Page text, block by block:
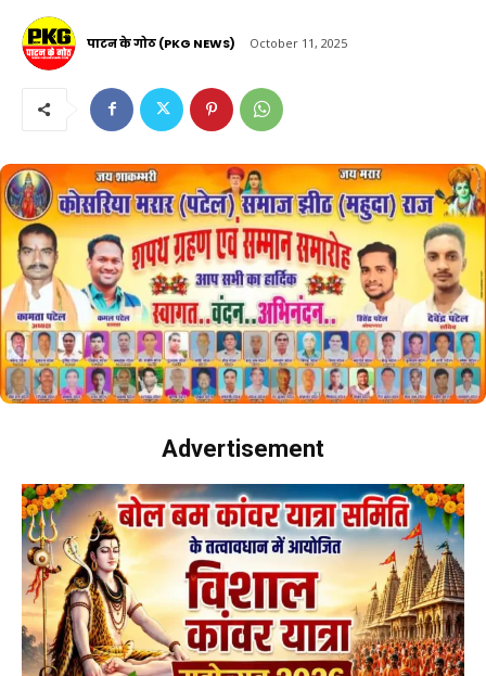
पाटन के गोठ (PKG NEWS) October 11, 2025
Advertisement